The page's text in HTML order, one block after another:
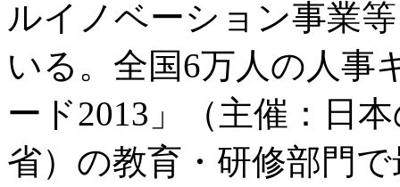
ルイノベーション事業
いる。全国6万人の人事
ード2013」（主催：日
省）の教育・研修部門